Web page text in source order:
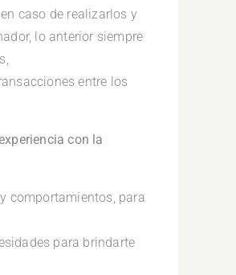
caso de realizarlos y
lo anterior siempre
entre los
con la
comportamientos, para
para brindarte